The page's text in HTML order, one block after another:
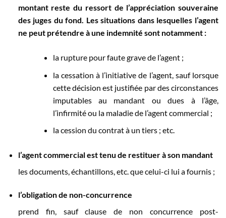
montant reste du ressort de l’appréciation souveraine
des juges du fond. Les situations dans lesquelles l’agent
ne peut prétendre à une indemnité sont notamment :
la rupture pour faute grave de l’agent ;
la cessation à l’initiative de l’agent, sauf lorsque
cette décision est justifiée par des circonstances
imputables au mandant ou dues à l’âge,
l’infirmité ou la maladie de l’agent commercial ;
la cession du contrat à un tiers ; etc.
l’agent commercial est tenu de restituer à son mandant
les documents, échantillons, etc. que celui-ci lui a fournis ;
l’obligation de non-concurrence
prend fin, sauf clause de non concurrence post-